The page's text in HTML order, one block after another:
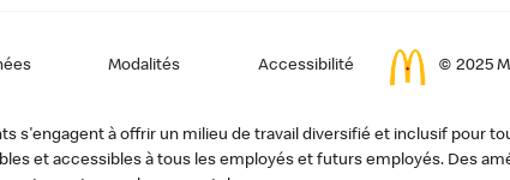
Modalités Accessibilité © 2025
s'engagent à offrir un milieu de travail diversifié et inclusif pour
et accessibles à tous les employés et futurs employés. Des